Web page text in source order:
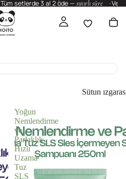
Tüm setlerde 3 al 2 öde —sınırlı süre
Sütun
Yoğun
Nemlendirme
ve
Parlaklık
Hızlı
Uzama
Tuz
SLS